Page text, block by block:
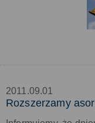
2011.09.01
Rozszerzamy